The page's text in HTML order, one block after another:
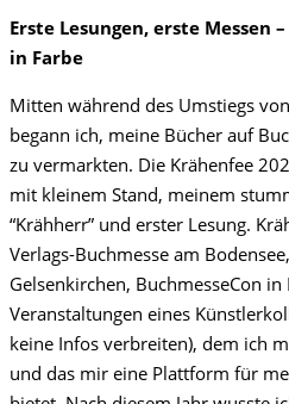
Erste Lesungen, erste Messen –
in Farbe
Mitten während des Umstiegs
begann ich, meine Bücher auf
zu vermarkten. Die Krähenfee
mit kleinem Stand, meinem
“Krähherr” und erster Lesung.
Verlags-Buchmesse am
Gelsenkirchen, BuchmesseCon
Veranstaltungen eines
keine Infos verbreiten), dem ich
und das mir eine Plattform für